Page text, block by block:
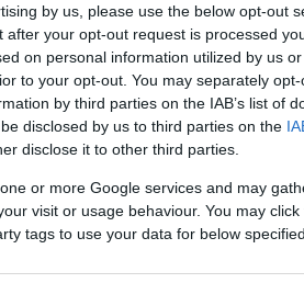
by us, please use the below opt-out
your opt-out request is processed
on personal information utilized by us
to your opt-out. You may separately
by third parties on the IAB’s list of
disclosed by us to third parties on the
disclose it to other third parties.
or more Google services and may
visit or usage behaviour. You may
tags to use your data for below
, η Fiat Chrysler
αναπνευστήρων μέσα σε
το μοναδικό
μηνιαία δυνατότητα
και τις τεχνολογίες
Engineering
της κρίσης. Οι αλλαγές
η FCA, αλλά και σε νέες
οι αλλαγές αύξησαν σχεδόν